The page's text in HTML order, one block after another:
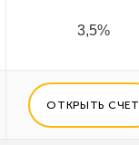
3,5%
ОТКРЫТЬ СЧЕТ